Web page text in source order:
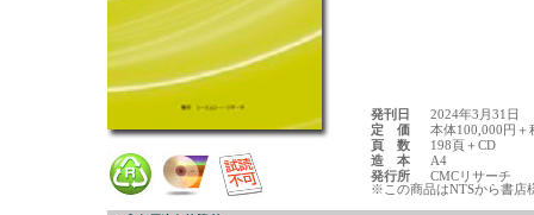
発刊日
2024年3月31日
定 価
本体100,000円＋
頁 数
198頁＋CD
造 本
A4
発行所
CMCリサーチ
※この商品はNTSから書店